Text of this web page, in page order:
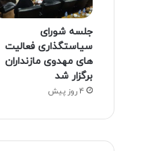
جلسه شورای
سیاستگذاری فعالیت
های مهدوی مازنداران
برگزار شد
4 روز پیش